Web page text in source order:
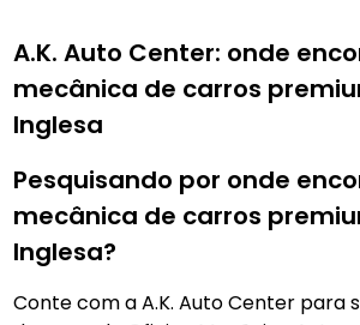
A.K. Auto Center: onde
mecânica de carros
Inglesa
Pesquisando por onde
mecânica de carros
Inglesa?
Conte com a A.K. Auto Center para